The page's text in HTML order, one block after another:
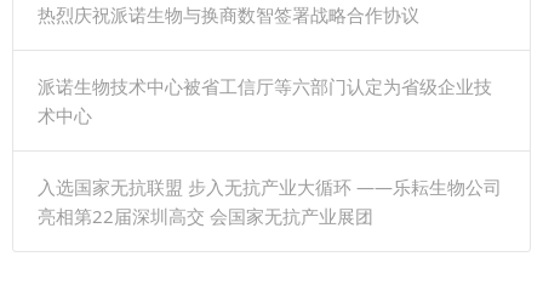
热烈庆祝派诺生物与换商数智签署战略合作协议
派诺生物技术中心被省工信厅等六部门认定为省级企业技
术中心
入选国家无抗联盟 步入无抗产业大循环 ——乐耘生物公司
亮相第22届深圳高交 会国家无抗产业展团